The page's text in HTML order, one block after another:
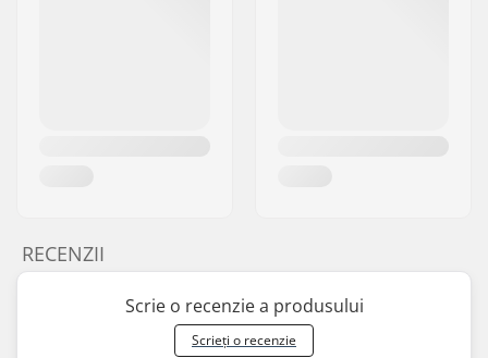
RECENZII
Scrie o recenzie a produsului
Scrieți o recenzie